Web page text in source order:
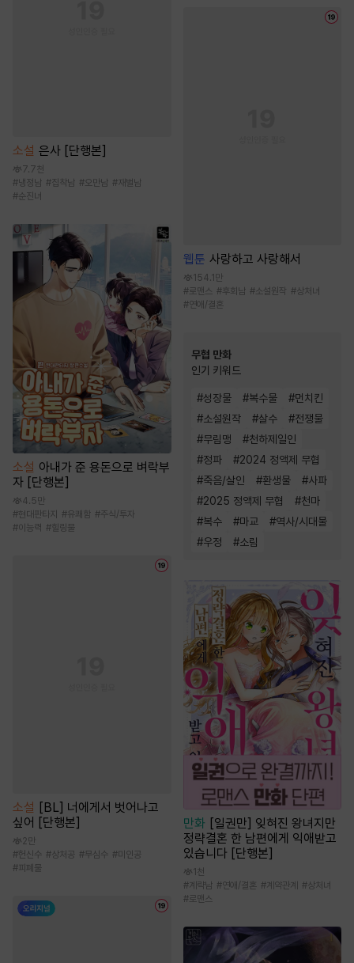
소설 은사 [단행본]
7.7천
#냉정남 #집착남 #오만남 # 재벌남
#순진녀
소설 아내가 준 용돈으로 벼락부
자 [단행본]
4.5만
#현대판타지 #유쾌함 #주식/투자
#이능력 # 힐링물
소설 [BL] 너에게서 벗어나고
싶어 [단행본]
2만
#헌신수 #상처공 #무심수 #미인공
#피폐물
웹툰 사랑하고 사랑해서
154.1만
#로맨스 #후회남 #소설원작 #상처녀
#연애/결혼
무협 만화
인기 키워드
#성장물 #복수물 #먼치킨
#소설원작 #살수 #전쟁물
#무림맹 #천하제일인
#정파 #2024 정액제 무협
#죽음/살인 #환생물 #사파
#2025 정액제 무협 #천마
#복수 #마교 #역사/시대물
#우정 #소림
만화 [일권만] 잊혀진 왕녀지만
정략결혼 한 남편에게 익애받고
있습니다 [단행본]
1천
#계략남 #연애/결혼 #계약관계 #상처녀
#로맨스